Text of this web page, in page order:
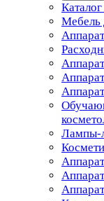
Каталог
Мебель
Лампы-